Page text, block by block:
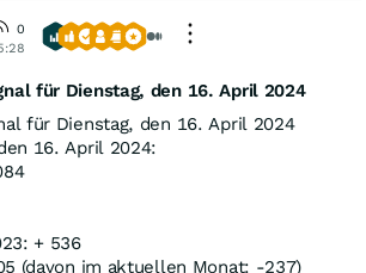
0
für Dienstag, den 16. April 2024
für Dienstag, den 16. April 2024
16. April 2024:
+ 536
(davon im aktuellen Monat: -237)